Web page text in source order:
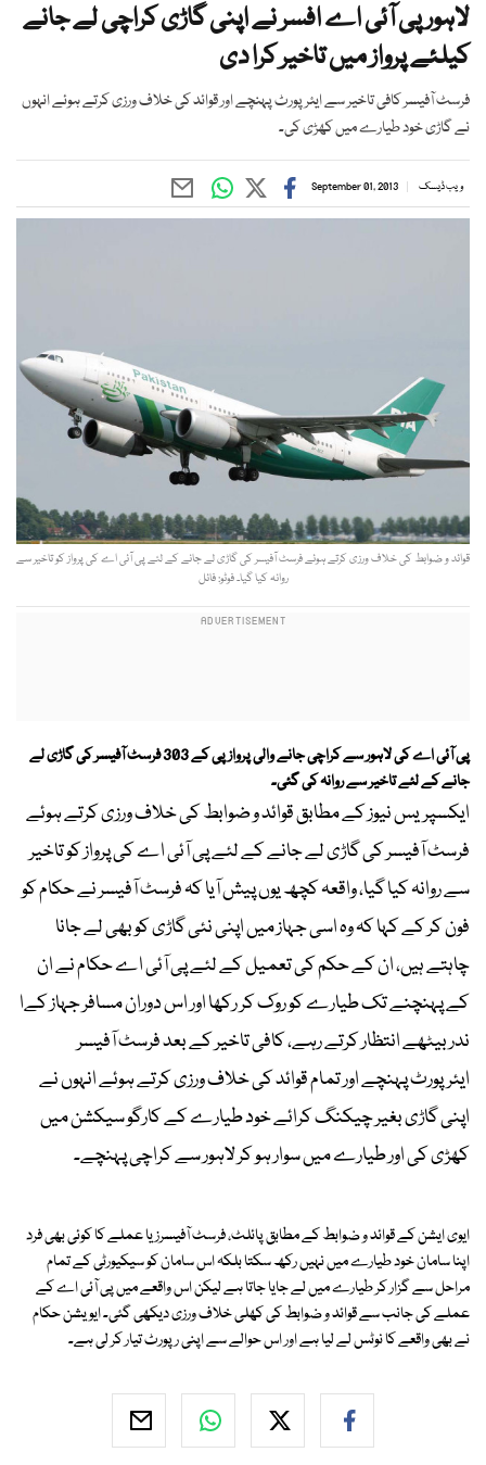
لاہور پی آئی اے افسر نے اپنی گاڑی کراچی لے جانے
کیلئے پرواز میں تاخیر کرا دی
فرسٹ آفیسر کافی تاخیر سے ایئرپورٹ پہنچے اور قوائد کی خلاف ورزی کرتے ہوئے انہوں
نے گاڑی خود طیارے میں کھڑی کی۔
ویب ڈیسک September 01, 2013
قوائد و ضوابط کی خلاف ورزی کرتے ہوئے فرسٹ آفیسر کی گاڑی لے جانے کے لئے پی آئی اے کی پرواز کو تاخیر سے
روانہ کیا گیا۔ فوٹو: فائل
پی آئی اے کی لاہور سے کراچی جانے والی پروازپی کے 303 فرسٹ آفیسر کی گاڑی لے
جانے کے لئے تاخیر سے روانہ کی گئی۔
ایکسپریس نیوز کے مطابق قوائد و ضوابط کی خلاف ورزی کرتے ہوئے
فرسٹ آفیسر کی گاڑی لے جانے کے لئے پی آئی اے کی پرواز کو تاخیر
سے روانہ کیا گیا، واقعہ کچھ یوں پیش آیا کہ فرسٹ آفیسر نے حکام کو
فون کر کے کہا کہ وہ اسی جہاز میں اپنی نئی گاڑی کو بھی لے جانا
چاہتے ہیں، ان کے حکم کی تعمیل کے لئے پی آئی اے حکام نے ان
کے پہنچنے تک طیارے کو روک کر رکھا اور اس دوران مسافر جہاز کےا
ندر بیٹھے انتظار کرتے رہے، کافی تاخیر کے بعد فرسٹ آفیسر
ایئرپورٹ پہنچے اور تمام قوائد کی خلاف ورزی کرتے ہوئے انہوں نے
اپنی گاڑی بغیر چیکنگ کرائے خود طیارے کے کارگو سیکشن میں
کھڑی کی اور طیارے میں سوار ہو کر لاہور سے کراچی پہنچے۔
ایوی ایشن کے قوائد و ضوابط کے مطابق پائلٹ، فرسٹ آفیسرز یا عملے کا کوئی بھی فرد
اپنا سامان خود طیارے میں نہیں رکھ سکتا بلکہ اس سامان کو سیکیورٹی کے تمام
مراحل سے گزار کر طیارے میں لے جایا جاتا ہے لیکن اس واقعے میں پی آئی اے کے
عملے کی جانب سے قوائد و ضوابط کی کھلی خلاف ورزی دیکھی گئی۔ ایویشن حکام
نے بھی واقعے کا نوٹس لے لیا ہے اور اس حوالے سے اپنی رپورٹ تیار کر لی ہے۔